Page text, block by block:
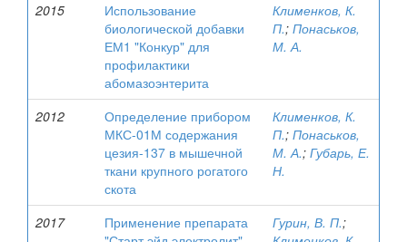
2015
Использование
биологической добавки
ЕМ1 "Конкур" для
профилактики
абомазоэнтерита
Клименков, К.
П.; Понаськов,
М. А.
2012
Определение прибором
МКС-01М содержания
цезия-137 в мышечной
ткани крупного рогатого
скота
Клименков, К.
П.; Понаськов,
М. А.; Губарь, Е.
Н.
2017
Применение препарата
Гурин, В. П.;